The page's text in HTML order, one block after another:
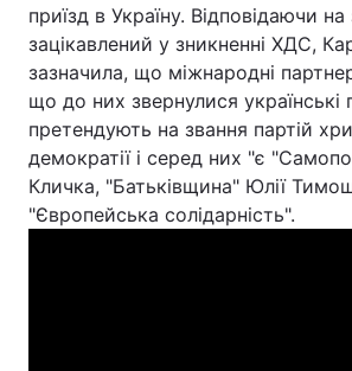
приїзд в Україну. Відповідаючи
зацікавлений у зникненні ХДС,
зазначила, що міжнародні
що до них звернулися українські
претендують на звання партій
демократії і серед них "є
Кличка, "Батьківщина" Юлії
"Європейська солідарність".